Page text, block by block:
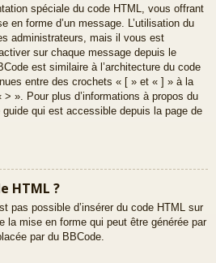
spéciale du code HTML, vous offrant
en forme d’un message. L’utilisation du
administrateurs, mais il vous est
sur chaque message depuis le
est similaire à l’architecture du code
entre des crochets « [ » et « ] » à la
». Pour plus d’informations à propos du
qui est accessible depuis la page de
HTML ?
pas possible d’insérer du code HTML sur
la mise en forme qui peut être générée par
par du BBCode.